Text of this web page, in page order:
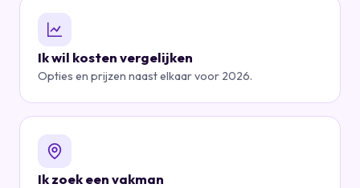
Ik wil kosten vergelijken
Opties en prijzen naast elkaar voor 2026.
Ik zoek een vakman